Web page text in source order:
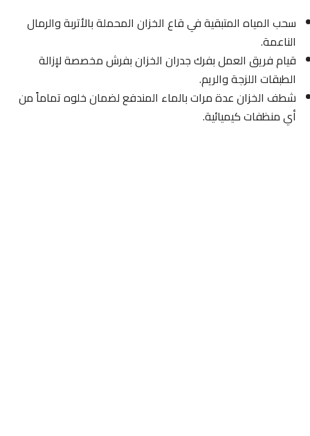
سحب المياه المتبقية في قاع الخزان المحملة بالأتربة والرمال
الناعمة.
قيام فريق العمل بفرك جدران الخزان بفرش مخصصة لإزالة
الطبقات اللزجة والريم.
شطف الخزان عدة مرات بالماء المندفع لضمان خلوه تماماً من
أي منظفات كيميائية.